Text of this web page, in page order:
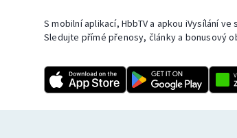
S mobilní aplikací, HbbTV a apkou iVysílání
Sledujte přímé přenosy, články a bonusový